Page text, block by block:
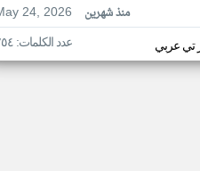
24, 2026
منذ شهرين
تي عربي عدد الكلمات: ٢٥٤